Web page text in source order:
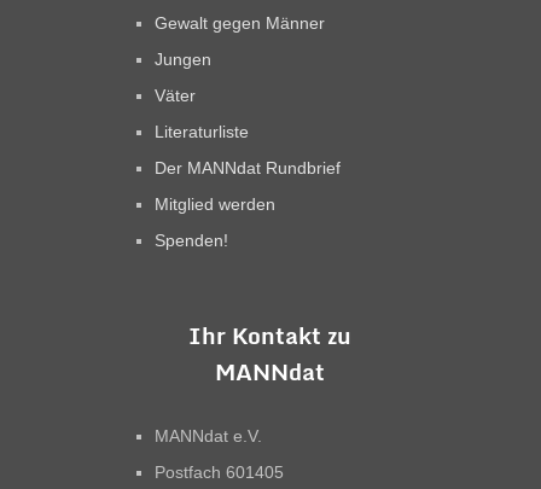
Gewalt gegen Männer
Jungen
Väter
Literaturliste
Der MANNdat Rundbrief
Mitglied werden
Spenden!
Ihr Kontakt zu
MANNdat
MANNdat e.V.
Postfach 601405